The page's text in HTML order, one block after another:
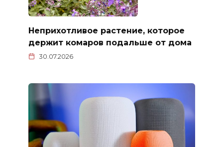
Неприхотливое растение, которое
держит комаров подальше от дома
30.07.2026